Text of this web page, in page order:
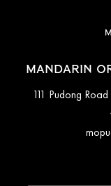
MANDARIN
111 Pudong